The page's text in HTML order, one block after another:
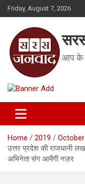
Skip
to
Friday, August 7, 2026
आप के
Home 2019
October
उत्तर प्रदेश की राजधानी
अभिनेता संग आयेंगी नज़र